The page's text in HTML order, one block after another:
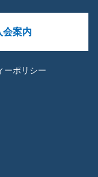
会案内
ーポリシー